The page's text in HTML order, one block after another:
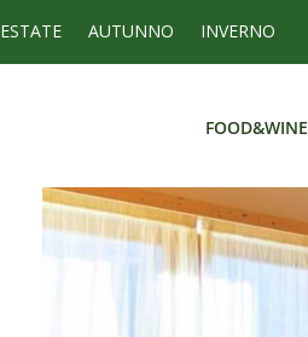
ESTATE AUTUNNO INVERNO
FOOD&WINE